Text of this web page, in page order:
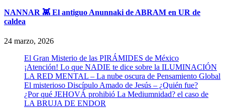
NANNAR 👾 El antiguo Anunnaki de ABRAM en UR de
caldea
24 marzo, 2026
El Gran Misterio de las PIRÁMIDES de México
¡Atención! Lo que NADIE te dice sobre la ILUMINACIÓN
LA RED MENTAL – La nube oscura de Pensamiento Global
El misterioso Discípulo Amado de Jesús – ¿Quién fue?
¿Por qué JEHOVÁ prohibió La Mediumnidad? el caso de
LA BRUJA DE ENDOR